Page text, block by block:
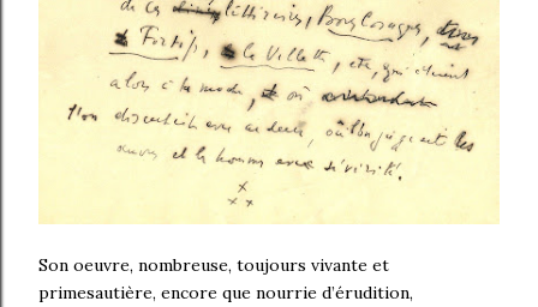
Son oeuvre, nombreuse, toujours vivante et
primesautière, encore que nourrie d’érudition,